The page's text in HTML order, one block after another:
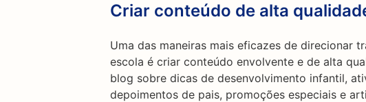
Criar conteúdo de alta
Uma das maneiras mais eficazes de direcionar
escola é criar conteúdo envolvente e de alta
blog sobre dicas de desenvolvimento infantil,
depoimentos de pais, promoções especiais e